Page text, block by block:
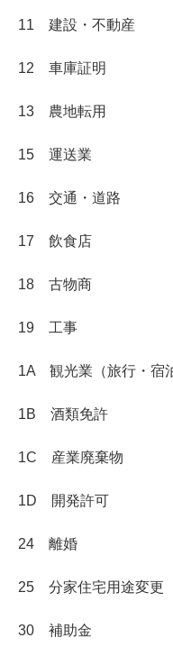
11 建設・不動産
12 車庫証明
13 農地転用
15 運送業
16 交通・道路
17 飲食店
18 古物商
19 工事
1A 観光業（旅行・宿
1B 酒類免許
1C 産業廃棄物
1D 開発許可
24 離婚
25 分家住宅用途変更
30 補助金